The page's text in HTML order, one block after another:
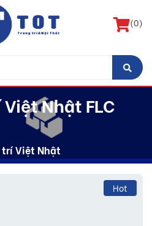
(0)
Nhật FLC
Việt Nhật
Hot